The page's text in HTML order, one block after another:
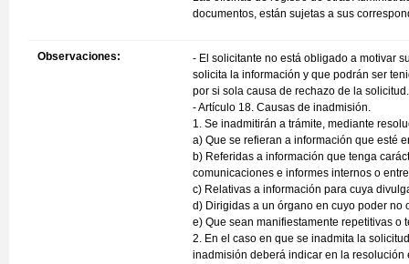
documentos, están sujetas a sus
Observaciones:
- El solicitante no está obligado a motivar
solicita la información y que podrán ser
por si sola causa de rechazo de la
- Artículo 18. Causas de inadmisión.
1. Se inadmitirán a trámite, mediante
a) Que se refieran a información que esté
b) Referidas a información que tenga
comunicaciones e informes internos o
c) Relativas a información para cuya
d) Dirigidas a un órgano en cuyo poder no
e) Que sean manifiestamente repetitivas o
2. En el caso en que se inadmita la
inadmisión deberá indicar en la